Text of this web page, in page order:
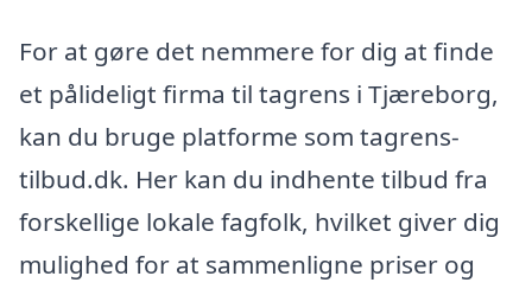
For at gøre det nemmere for dig at finde
et pålideligt firma til tagrens i Tjæreborg,
kan du bruge platforme som tagrens-
tilbud.dk. Her kan du indhente tilbud fra
forskellige lokale fagfolk, hvilket giver dig
mulighed for at sammenligne priser og